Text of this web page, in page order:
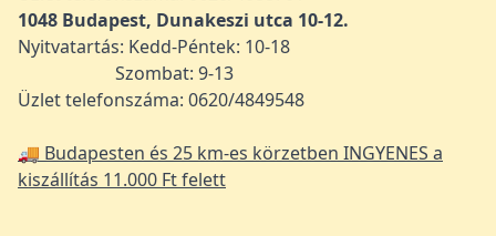
1048 Budapest, Dunakeszi utca 10-12.
Nyitvatartás: Kedd-Péntek: 10-18
Szombat: 9-13
Üzlet telefonszáma: 0620/4849548
🚚 Budapesten és 25 km-es körzetben INGYENES a
kiszállítás 11.000 Ft felett